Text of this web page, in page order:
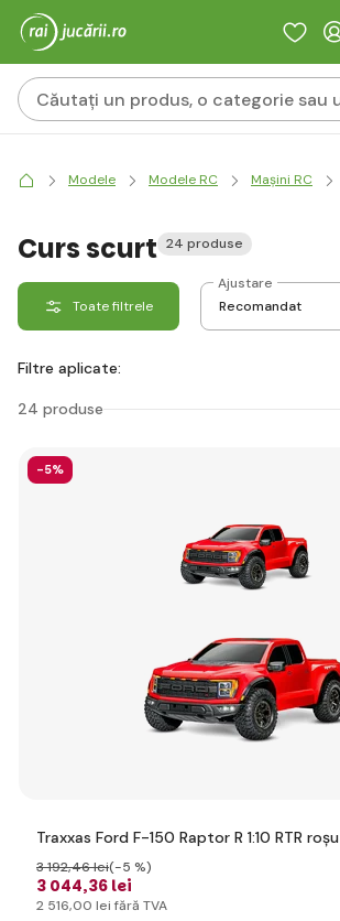
Modele Modele RC Mașini RC
Curs scurt 24 produse
Toate filtrele
Ajustare
Filtre aplicate:
24 produse
-5%
Traxxas Ford F-150 Raptor R 1:10 RTR roșu
3 044,36 lei
3 192,46 lei(-5 %)
2 516,00 lei fără TVA